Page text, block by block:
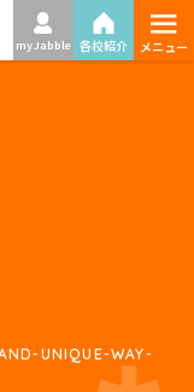
my Jabble 各校紹介 ≡
メニュー
UNIQUE-WAY-